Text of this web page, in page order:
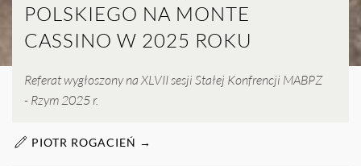
POLSKIEGO NA MONTE
CASSINO W 2025 ROKU
Referat wygłoszony na XLVII sesji Stałej Konfrencji MABPZ
- Rzym 2025 r.
PIOTR ROGACIEŃ →